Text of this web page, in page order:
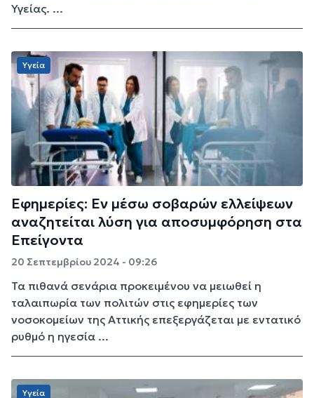
Υγείας. ...
Υγεία
Εφημερίες: Εν μέσω σοβαρών ελλείψεων
αναζητείται λύση για αποσυμφόρηση στα
Επείγοντα
20 Σεπτεμβρίου 2024 - 09:26
Τα πιθανά σενάρια προκειμένου να μειωθεί η
ταλαιπωρία των πολιτών στις εφημερίες των
νοσοκομείων της Αττικής επεξεργάζεται με εντατικό
ρυθμό η ηγεσία ...
Υγεία